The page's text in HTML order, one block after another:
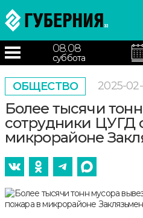
08.08
суббота
ОБЩЕСТВО 2025-02-
Более тысячи
сотрудники ЦУГД
микрорайоне